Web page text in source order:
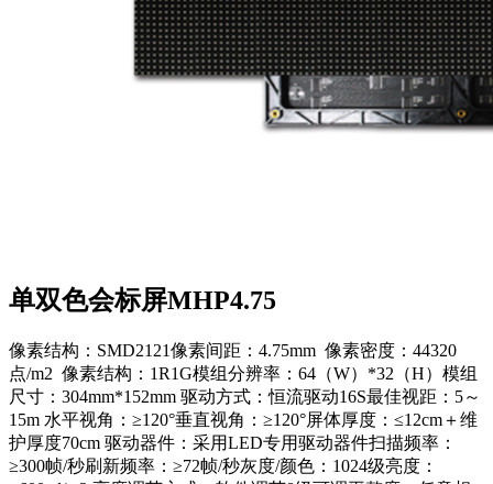
单双色会标屏MHP4.75
像素结构：SMD2121像素间距：4.75mm 像素密度：44320
点/m2 像素结构：1R1G模组分辨率：64（W）*32（H）模组
尺寸：304mm*152mm 驱动方式：恒流驱动16S最佳视距：5～
15m 水平视角：≥120°垂直视角：≥120°屏体厚度：≤12cm＋维
护厚度70cm 驱动器件：采用LED专用驱动器件扫描频率：
≥300帧/秒刷新频率：≥72帧/秒灰度/颜色：1024级亮度：